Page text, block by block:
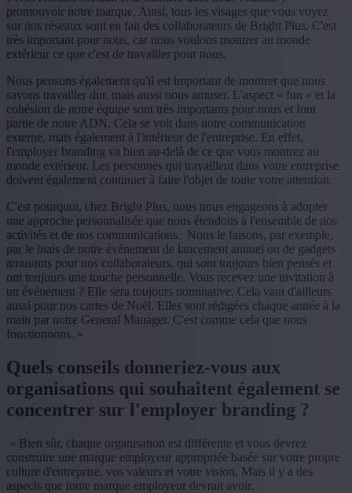
promouvoir notre marque. Ainsi, tous les visages que vous voyez
sur nos réseaux sont en fait des collaborateurs de Bright Plus. C'est
très important pour nous, car nous voulons montrer au monde
extérieur ce que c'est de travailler pour nous.
Nous pensons également qu'il est important de montrer que nous
savons travailler dur, mais aussi nous amuser. L'aspect « fun » et la
cohésion de notre équipe sont très importants pour nous et font
partie de notre ADN. Cela se voit dans notre communication
externe, mais également à l'intérieur de l'entreprise. En effet,
l'employer branding va bien au-delà de ce que vous montrez au
monde extérieur. Les personnes qui travaillent dans votre entreprise
doivent également continuer à faire l'objet de toute votre attention.
C'est pourquoi, chez Bright Plus, nous nous engageons à adopter
une approche personnalisée que nous étendons à l'ensemble de nos
activités et de nos communications. Nous le faisons, par exemple,
par le biais de notre événement de lancement annuel ou de gadgets
amusants pour nos collaborateurs, qui sont toujours bien pensés et
ont toujours une touche personnelle. Vous recevez une invitation à
un événement ? Elle sera toujours nominative. Cela vaut d'ailleurs
aussi pour nos cartes de Noël. Elles sont rédigées chaque année à la
main par notre General Manager. C'est comme cela que nous
fonctionnons. »
Quels conseils donneriez-vous aux
organisations qui souhaitent également se
concentrer sur l'employer branding ?
« Bien sûr, chaque organisation est différente et vous devrez
construire une marque employeur appropriée basée sur votre propre
culture d'entreprise, vos valeurs et votre vision. Mais il y a des
aspects que toute marque employeur devrait avoir.